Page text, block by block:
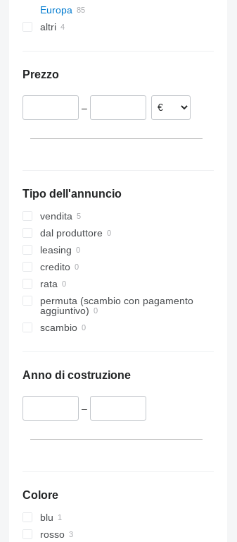
Europa
Paesi Bassi
Ungheria
Wingene
Ardooie
altri
Prezzo
–
Tipo dell'annuncio
vendita
dal produttore
leasing
credito
rata
permuta (scambio con pagamento
aggiuntivo)
scambio
Anno di costruzione
–
Colore
blu
rosso